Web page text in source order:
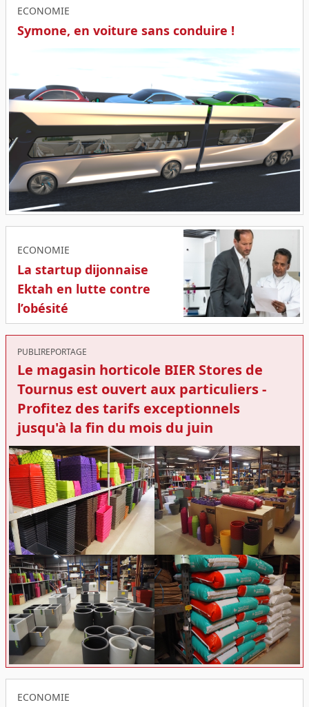
ECONOMIE
Symone, en voiture sans conduire !
ECONOMIE
La startup dijonnaise
Ektah en lutte contre
l’obésité
PUBLIREPORTAGE
Le magasin horticole BIER Stores de
Tournus est ouvert aux particuliers -
Profitez des tarifs exceptionnels
jusqu'à la fin du mois du juin
ECONOMIE